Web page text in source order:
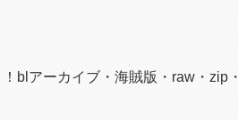
blアーカイブ・海賊版・raw・zip・